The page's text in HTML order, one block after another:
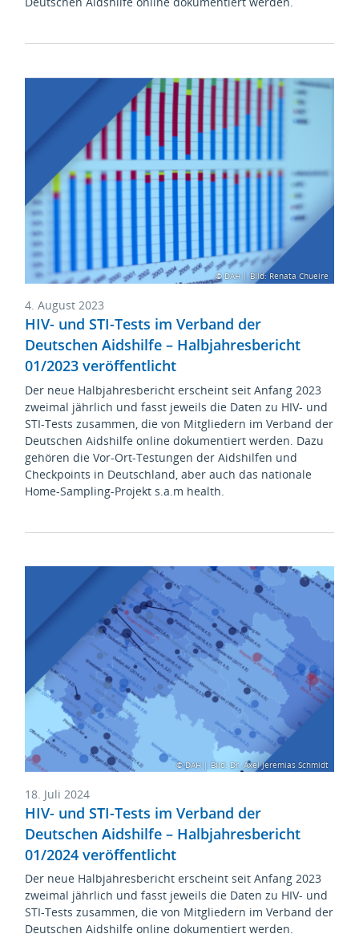
© DAH | Bild: Renata Chueire
4. August 2023
HIV- und STI-Tests im Verband der
Deutschen Aidshilfe – Halbjahresbericht
01/2023 veröffentlicht
Der neue Halbjahresbericht erscheint seit Anfang 2023
zweimal jährlich und fasst jeweils die Daten zu HIV- und
STI-Tests zusammen, die von Mitgliedern im Verband der
Deutschen Aidshilfe online dokumentiert werden. Dazu
gehören die Vor-Ort-Testungen der Aidshilfen und
Checkpoints in Deutschland, aber auch das nationale
Home-Sampling-Projekt s.a.m health.
© DAH | Bild: Dr. Axel Jeremias Schmidt
18. Juli 2024
HIV- und STI-Tests im Verband der
Deutschen Aidshilfe – Halbjahresbericht
01/2024 veröffentlicht
Der neue Halbjahresbericht erscheint seit Anfang 2023
zweimal jährlich und fasst jeweils die Daten zu HIV- und
STI-Tests zusammen, die von Mitgliedern im Verband der
Deutschen Aidshilfe online dokumentiert werden.